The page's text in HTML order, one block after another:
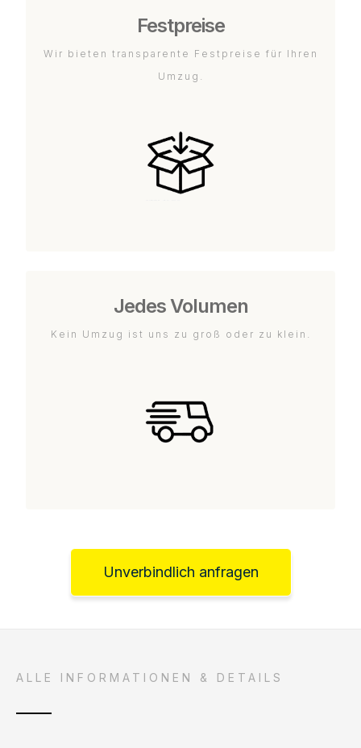
Festpreise
Wir bieten transparente Festpreise für Ihren
Umzug.
Jedes Volumen
Kein Umzug ist uns zu groß oder zu klein.
Unverbindlich anfragen
ALLE INFORMATIONEN & DETAILS